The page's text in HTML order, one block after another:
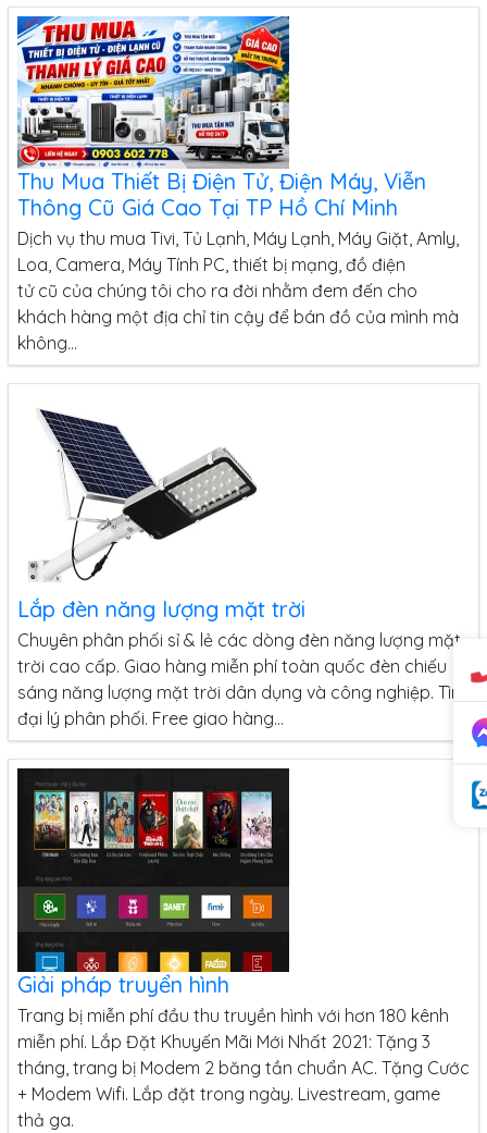
Thu Mua Thiết Bị Điện Tử, Điện Máy, Viễn
Thông Cũ Giá Cao Tại TP Hồ Chí Minh
Dịch vụ thu mua Tivi, Tủ Lạnh, Máy Lạnh, Máy Giặt, Amly,
Loa, Camera, Máy Tính PC, thiết bị mạng, đồ điện
tử cũ của chúng tôi cho ra đời nhằm đem đến cho
khách hàng một địa chỉ tin cậy để bán đồ của mình mà
không...
Lắp đèn năng lượng mặt trời
Chuyên phân phối sỉ & lẻ các dòng đèn năng lượng mặt
trời cao cấp. Giao hàng miễn phí toàn quốc đèn chiếu
sáng năng lượng mặt trời dân dụng và công nghiệp. Tìm
đại lý phân phối. Free giao hàng...
Giải pháp truyển hình
Trang bị miễn phí đầu thu truyền hình với hơn 180 kênh
miễn phí. Lắp Đặt Khuyến Mãi Mới Nhất 2021: Tặng 3
tháng, trang bị Modem 2 băng tần chuẩn AC. Tặng Cước
+ Modem Wifi. Lắp đặt trong ngày. Livestream, game
thả ga.